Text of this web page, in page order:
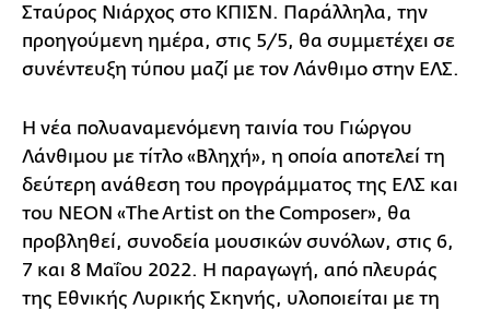
Σταύρος Νιάρχος στο ΚΠΙΣΝ. Παράλληλα, την
προηγούμενη ημέρα, στις 5/5, θα συμμετέχει σε
συνέντευξη τύπου μαζί με τον Λάνθιμο στην ΕΛΣ.
Η νέα πολυαναμενόμενη ταινία του Γιώργου
Λάνθιμου με τίτλο «Βληχή», η οποία αποτελεί τη
δεύτερη ανάθεση του προγράμματος της ΕΛΣ και
του ΝΕΟΝ «The Artist on the Composer», θα
προβληθεί, συνοδεία μουσικών συνόλων, στις 6,
7 και 8 Μαΐου 2022. Η παραγωγή, από πλευράς
της Εθνικής Λυρικής Σκηνής, υλοποιείται με τη